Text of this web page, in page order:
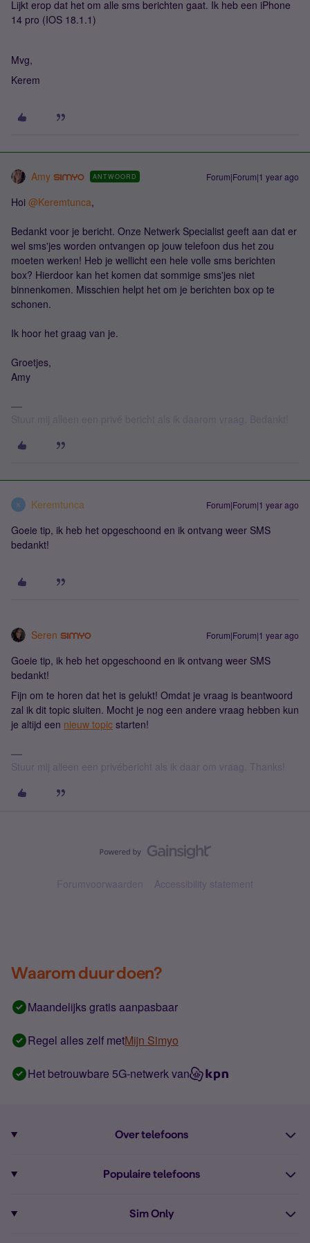
Lijkt erop dat het om alle sms berichten gaat. Ik heb een iPhone
14 pro (IOS 18.1.1)
Mvg,
Kerem
Amy ANTWOORD Forum|Forum|1 year ago
Hoi ​ @Keremtunca,
Bedankt voor je bericht. Onze Netwerk Specialist geeft aan dat er
wel sms'jes worden ontvangen op jouw telefoon dus het zou
moeten werken! Heb je wellicht een hele volle sms berichten
box? Hierdoor kan het komen dat sommige sms'jes niet
binnenkomen. Misschien helpt het om je berichten box op te
schonen.
Ik hoor het graag van je.
Groetjes,
Amy
K Keremtunca Forum|Forum|1 year ago
Goeie tip, ik heb het opgeschoond en ik ontvang weer SMS
bedankt!
Seren Forum|Forum|1 year ago
Goeie tip, ik heb het opgeschoond en ik ontvang weer SMS
bedankt!
Fijn om te horen dat het is gelukt! Omdat je vraag is beantwoord
zal ik dit topic sluiten. Mocht je nog een andere vraag hebben kun
je altijd een nieuw topic starten!
Stuur mij alleen een privébericht als ik daar om vraag. Thanks!
Forumvoorwaarden Accessibility statement
Waarom duur doen?
Maandelijks gratis aanpasbaar
Regel alles zelf metMijn Simyo
Het betrouwbare 5G-netwerk van
Over telefoons
Alle telefoons
Populaire telefoons
Sim Only